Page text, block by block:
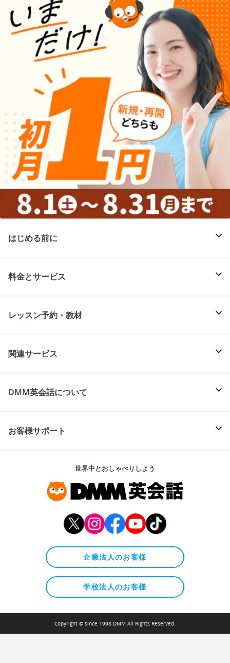
はじめる前に
料金とサービス
レッスン予約・教材
関連サービス
DMM英会話について
お客様サポート
世界中とおしゃべりしよう
企業法人のお客様
学校法人のお客様
Copyright © since 1998 DMM All Rights Reserved.